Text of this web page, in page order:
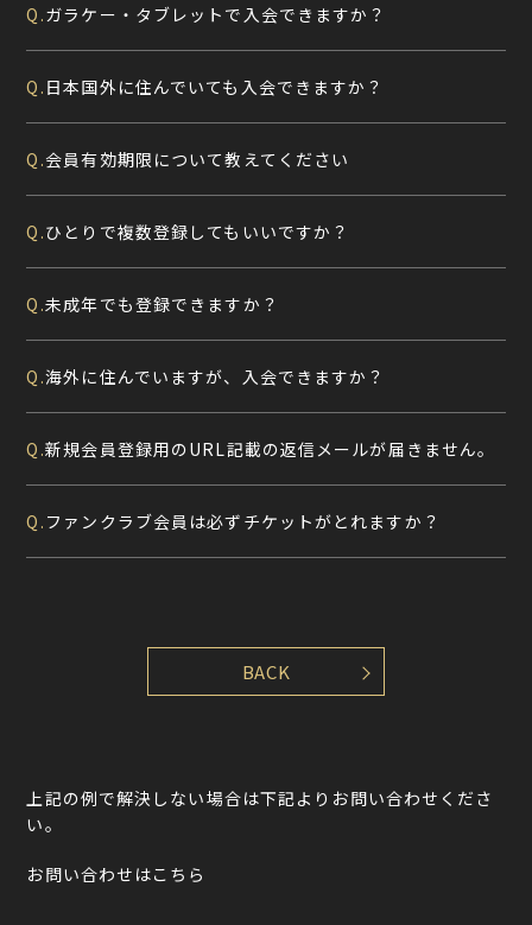
Q.ガラケー・タブレットで入会できますか？
Q. 日本国外に住んでいても入会できますか？
Q.会員有効期限について教えてください
Q.ひとりで複数登録してもいいですか？
Q.未成年でも登録できますか？
Q.海外に住んでいますが、入会できますか？
Q.新規会員登録用のURL記載の返信メールが届きません。
Q. ファンクラブ会員は必ずチケットがとれますか？
上記の例で解決しない場合は下記よりお問い合わせくださ
い。
お問い合わせはこちら